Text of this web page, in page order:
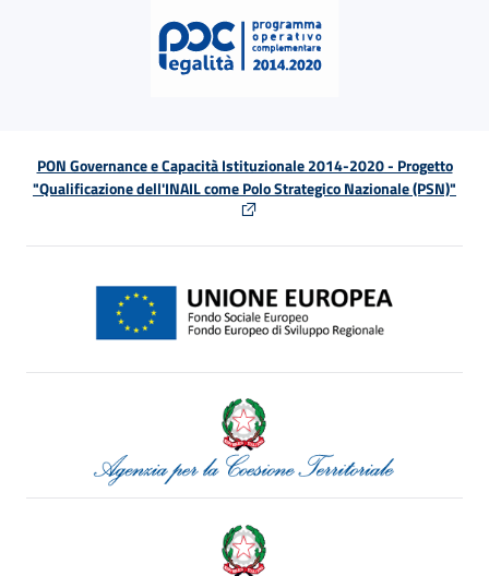
PON Governance e Capacità Istituzionale 2014-2020 - Progetto
"Qualificazione dell'INAIL come Polo Strategico Nazionale (PSN)"